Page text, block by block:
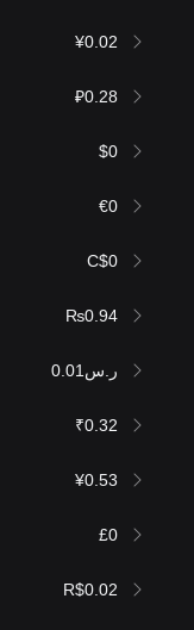
¥0.02
₽0.28
$0
€0
C$0
₨0.94
ر.س0.01
₹0.32
¥0.53
£0
R$0.02